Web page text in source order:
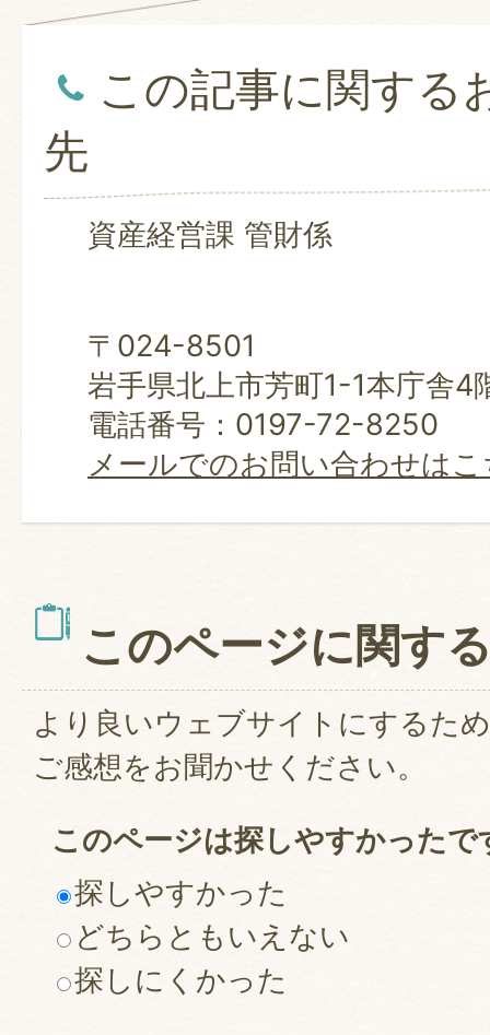
この記事に関する
先
資産経営課 管財係
〒024-8501
岩手県北上市芳町1-1本庁舎4
電話番号：0197-72-8250
メールでのお問い合わせは
このページに関す
より良いウェブサイトにするた
ご感想をお聞かせください。
このページは探しやすかったで
探しやすかった
どちらともいえない
探しにくかった